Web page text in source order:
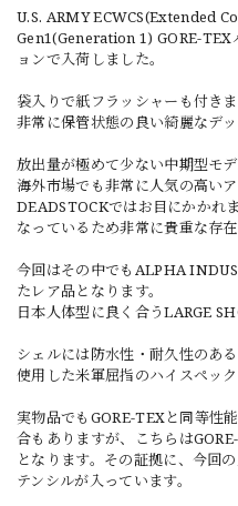
U.S. ARMY ECWCS(Extended
Gen1(Generation 1) GORE-TEX
ョンで入荷しました。
袋入りで紙フラッシャーも付きま
非常に保管状態の良い綺麗なデ
放出量が極めて少ない中期型モデ
海外市場でも非常に人気の高い
DEADSTOCKではお目にかかれ
なっているため非常に貴重な存在
今回はその中でもALPHA
たレア品となります。
日本人体型に良く合うLARGE
シェルには防水性・耐久性のあ
使用した米軍屈指のハイスペッ
実物品でもGORE-TEXと同等性
合もありますが、こちらは
となります。その証拠に、今回
テンシルが入っています。